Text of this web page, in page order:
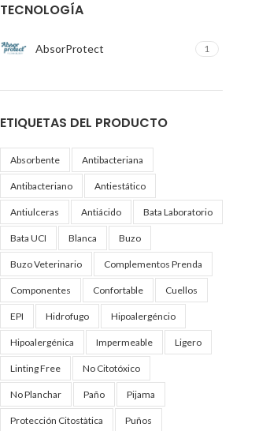
TECNOLOGÍA
AbsorProtect 1
ETIQUETAS DEL PRODUCTO
Absorbente Antibacteriana
Antibacteriano Antiestático
Antiulceras Antiácido Bata Laboratorio
Bata UCI Blanca Buzo
Buzo Veterinario Complementos Prenda
Componentes Confortable Cuellos
EPI Hidrofugo Hipoalergéncio
Hipoalergénica Impermeable Ligero
Linting Free No Citotóxico
No Planchar Paño Pijama
Protección Citostàtica Puños